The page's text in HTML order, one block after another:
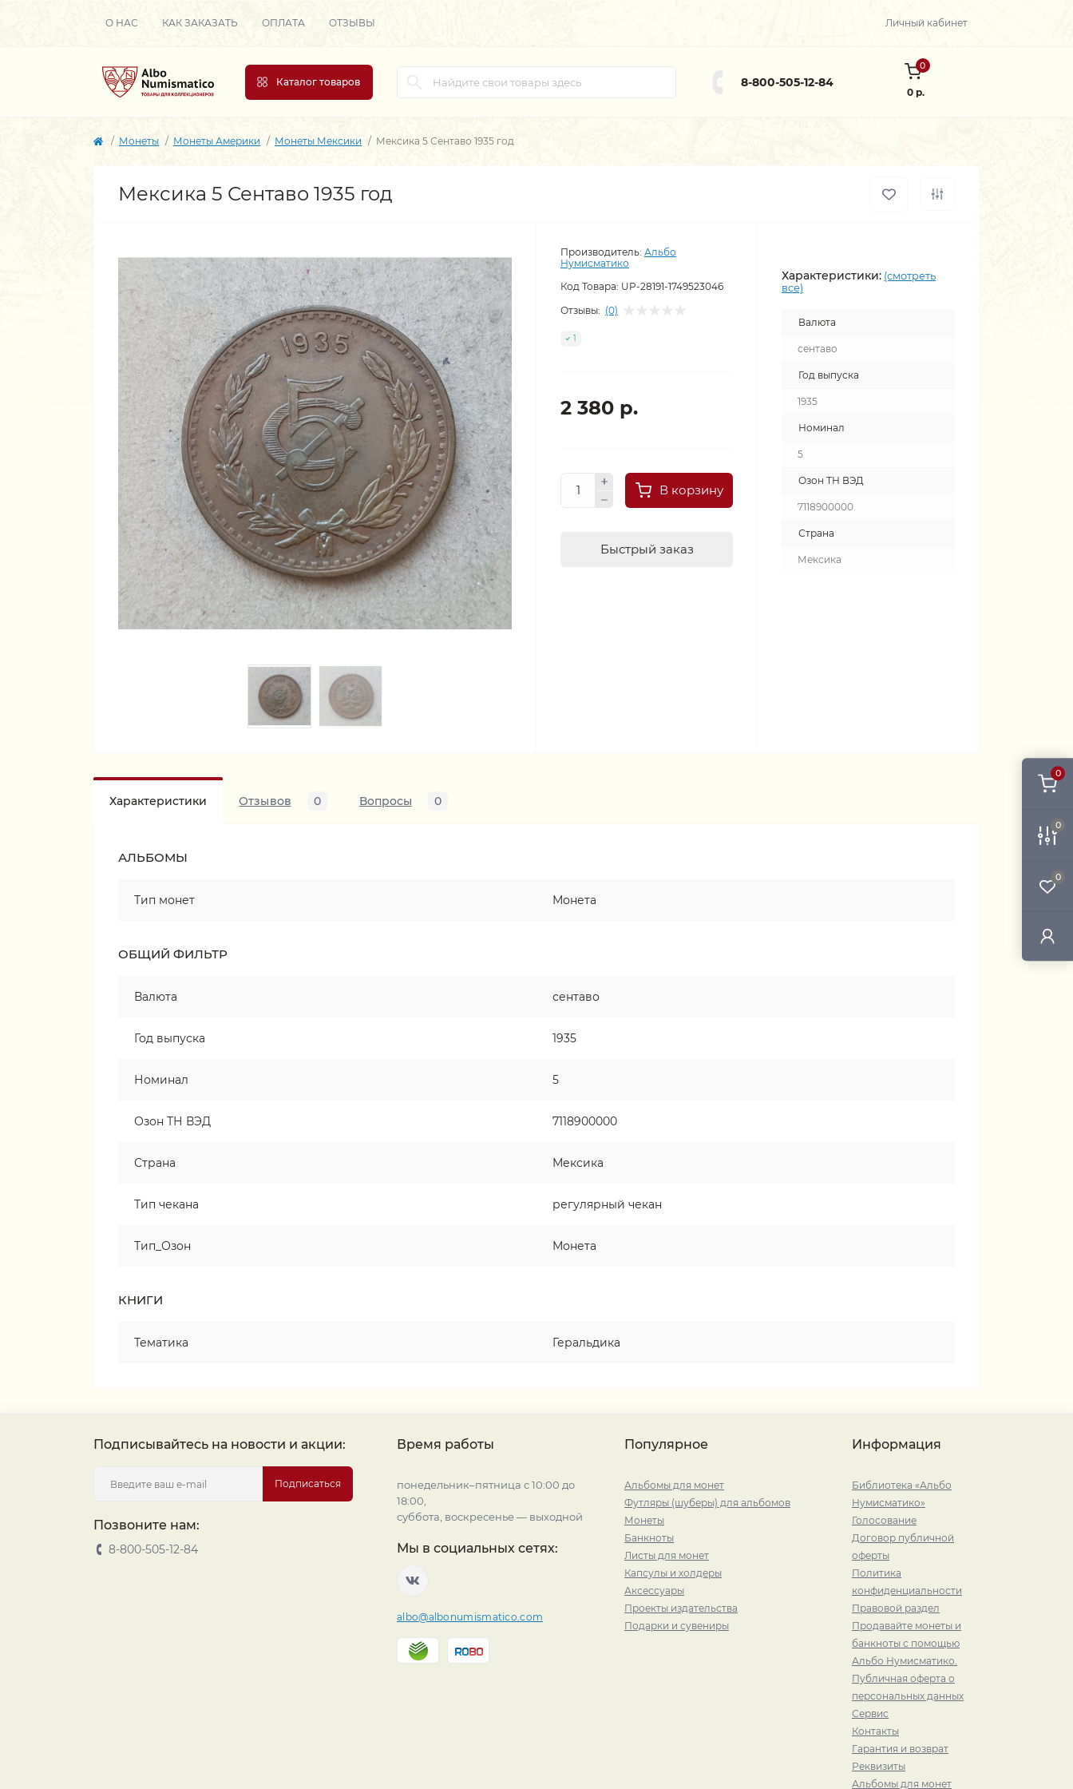
0
0
0
О НАС КАК ЗАКАЗАТЬ ОПЛАТА ОТЗЫВЫ Личный кабинет
Каталог товаров 8-800-505-12-84
0
0 р.
Монеты Монеты Америки Монеты Мексики Мексика 5 Сентаво 1935 год
Мексика 5 Сентаво 1935 год
Производитель: Альбо
Нумисматико
Код Товара: UP-28191-1749523046
Отзывы: (0)
1
2 380 р.
В корзину
Быстрый заказ
Характеристики: (смотреть
все)
Валюта
сентаво
Год выпуска
1935
Номинал
5
Озон ТН ВЭД
7118900000
Страна
Мексика
Характеристики Отзывов 0 Вопросы 0
АЛЬБОМЫ
Тип монет Монета
ОБЩИЙ ФИЛЬТР
Валюта сентаво
Год выпуска 1935
Номинал 5
Озон ТН ВЭД 7118900000
Страна Мексика
Тип чекана регулярный чекан
Тип_Озон Монета
КНИГИ
Тематика Геральдика
Подписывайтесь на новости и акции:
Подписаться
Позвоните нам:
8-800-505-12-84
Время работы
понедельник–пятница с 10:00 до
18:00,
суббота, воскресенье — выходной
Мы в социальных сетях:
albo@albonumismatico.com
Популярное
Альбомы для монет
Футляры (шуберы) для альбомов
Монеты
Банкноты
Листы для монет
Капсулы и холдеры
Аксессуары
Проекты издательства
Подарки и сувениры
Информация
Библиотека «Альбо
Нумисматико»
Голосование
Договор публичной
оферты
Политика
конфиденциальности
Правовой раздел
Продавайте монеты и
банкноты с помощью
Альбо Нумисматико.
Публичная оферта о
персональных данных
Сервис
Контакты
Гарантия и возврат
Реквизиты
Альбомы для монет